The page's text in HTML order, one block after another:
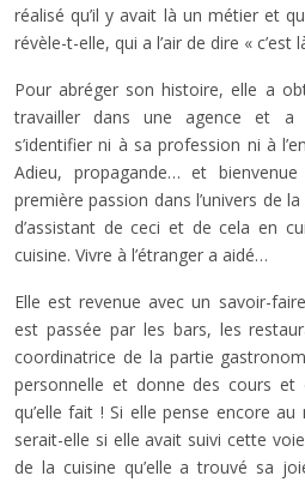
réalisé qu’il y avait là un métier et
révèle-t-elle, qui a l’air de dire « c’est
Pour abréger son histoire, elle a
travailler dans une agence et a
s’identifier ni à sa profession ni à
Adieu, propagande… et
première passion dans l’univers de
d’assistant de ceci et de cela en
cuisine. Vivre à l’étranger a aidé…
Elle est revenue avec un savoir-
est passée par les bars, les
coordinatrice de la partie
personnelle et donne des cours et
qu’elle fait ! Si elle pense encore
serait-elle si elle avait suivi cette voie
de la cuisine qu’elle a trouvé sa